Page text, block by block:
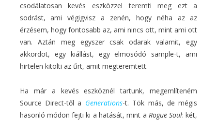
csodálatosan kevés eszközzel teremti meg ezt a
sodrást, ami végigvisz a zenén, hogy néha az az
érzésem, hogy fontosabb az, ami nincs ott, mint ami ott
van. Aztán meg egyszer csak odarak valamit, egy
akkordot, egy kiállást, egy elmosódó sample-t, ami
hirtelen kitölti az űrt, amit megteremtett.
Ha már a kevés eszköznél tartunk, megemlíteném
Source Direct-től a Generations-t. Tök más, de mégis
hasonló módon fejti ki a hatását, mint a Rogue Soul: két,